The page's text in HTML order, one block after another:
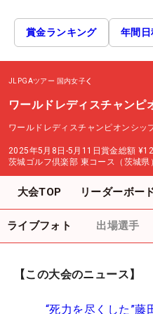
賞金ランキング 年間日
JLPGAツアー 国内女子
ワールドレディスチャンピ
ワールドレディスチャンピオンシッ
2025年5月8日-5月11日賞金総額
茨城ゴルフ倶楽部 東コース（茨城県
大会TOP リーダーボー
ライブフォト 出場選手
【この大会のニュース】
“死力を尽くした”